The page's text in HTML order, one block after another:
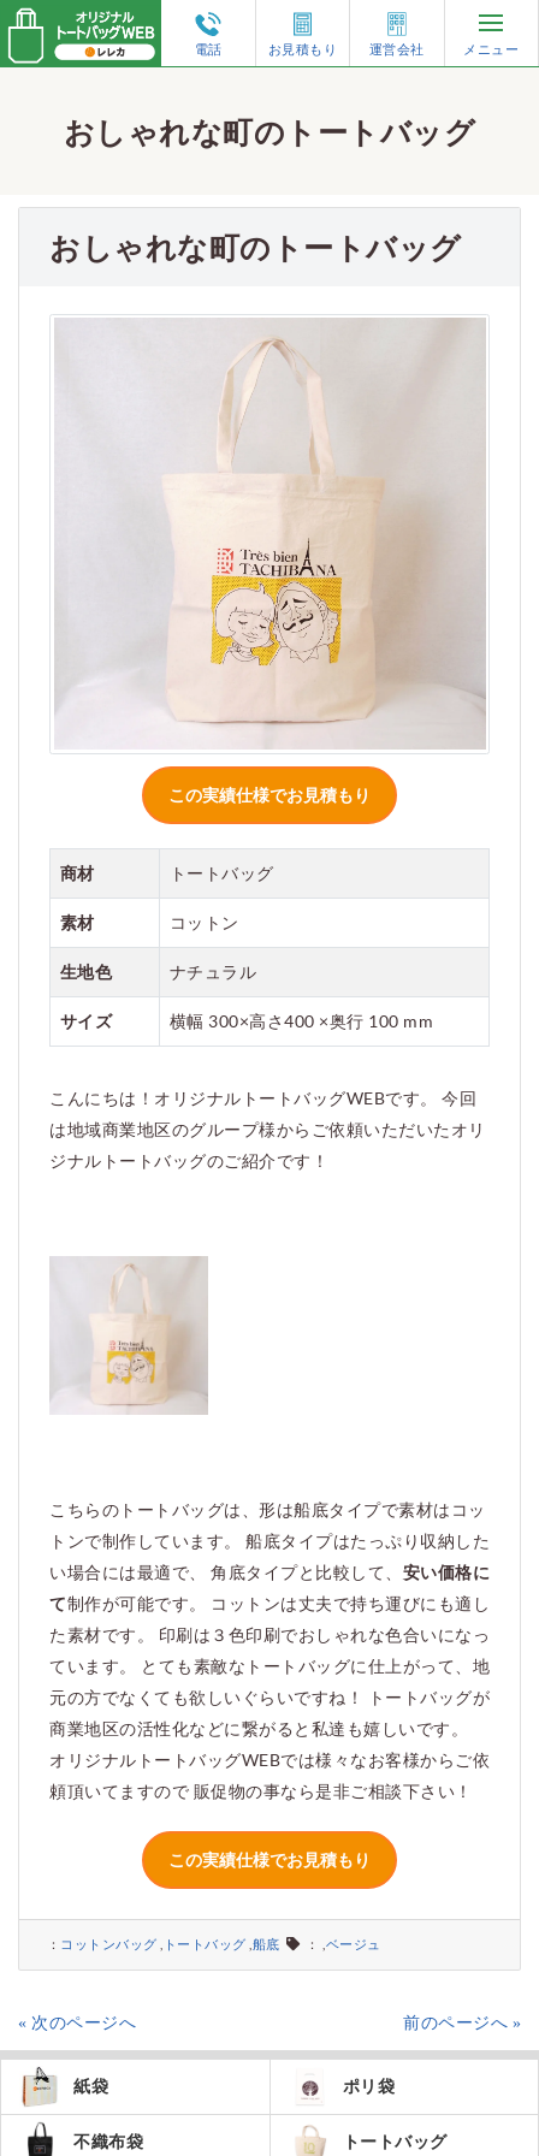
電話 お見積もり 運営会社 メニュー
人気の仕様から選ぶ
形状から選ぶ
おしゃれな町のトートバッグ
おしゃれな町のトートバッグ
商材 トートバッグ
素材 コットン
生地色 ナチュラル
サイズ 横幅 300×高さ400 ×奥行 100 mm
こんにちは！オリジナルトートバッグWEBです。 今回
は地域商業地区のグループ様からご依頼いただいたオリ
ジナルトートバッグのご紹介です！
こちらのトートバッグは、形は船底タイプで素材はコッ
トンで制作しています。 船底タイプはたっぷり収納した
い場合には最適で、 角底タイプと比較して、 安い価格に
て制作が可能です。 コットンは丈夫で持ち運びにも適し
た素材です。 印刷は３色印刷でおしゃれな色合いになっ
ています。 とても素敵なトートバッグに仕上がって、地
元の方でなくても欲しいぐらいですね！ トートバッグが
商業地区の活性化などに繋がると私達も嬉しいです。
オリジナルトートバッグWEBでは様々なお客様からご依
頼頂いてますので 販促物の事なら是非ご相談下さい！
： コットンバッグ トートバッグ 船底 ： , ベージュ
« 次のページへ 前のページへ »
紙袋 ポリ袋
不織布袋 トートバッグ